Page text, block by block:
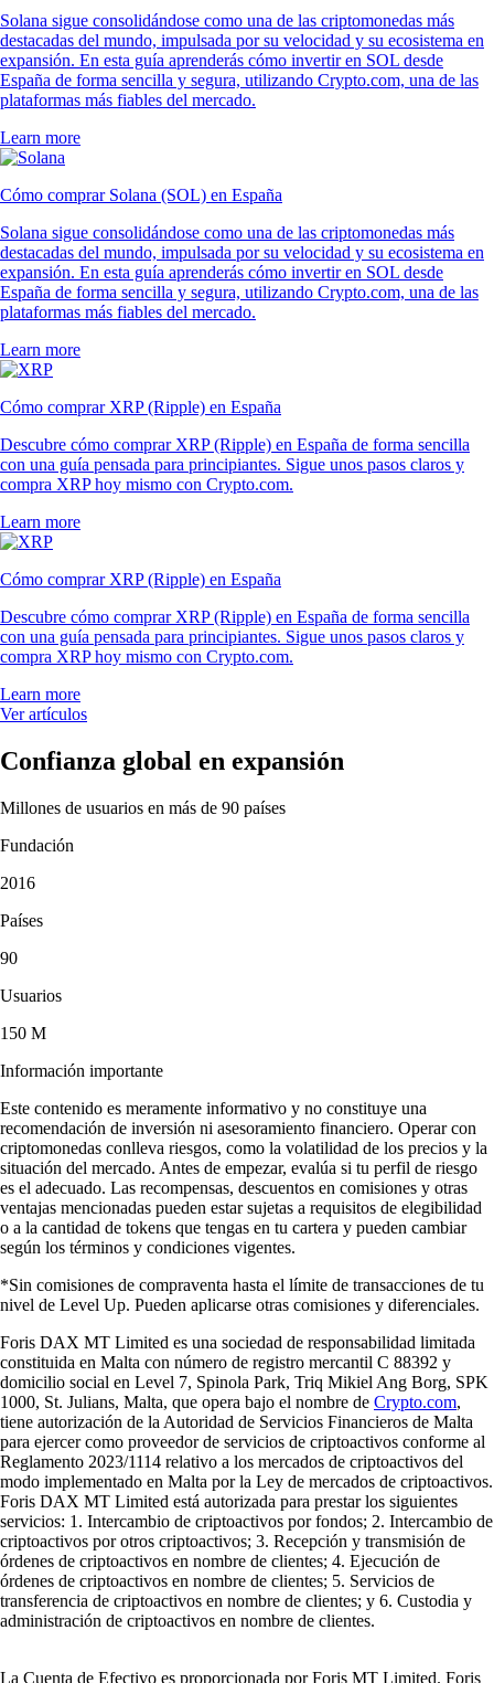
Solana sigue consolidándose como una de las criptomonedas más
destacadas del mundo, impulsada por su velocidad y su ecosistema en
expansión. En esta guía aprenderás cómo invertir en SOL desde
España de forma sencilla y segura, utilizando Crypto.com, una de las
plataformas más fiables del mercado.
Learn more
Cómo comprar Solana (SOL) en España
Solana sigue consolidándose como una de las criptomonedas más
destacadas del mundo, impulsada por su velocidad y su ecosistema en
expansión. En esta guía aprenderás cómo invertir en SOL desde
España de forma sencilla y segura, utilizando Crypto.com, una de las
plataformas más fiables del mercado.
Learn more
Cómo comprar XRP (Ripple) en España
Descubre cómo comprar XRP (Ripple) en España de forma sencilla
con una guía pensada para principiantes. Sigue unos pasos claros y
compra XRP hoy mismo con Crypto.com.
Learn more
Cómo comprar XRP (Ripple) en España
Descubre cómo comprar XRP (Ripple) en España de forma sencilla
con una guía pensada para principiantes. Sigue unos pasos claros y
compra XRP hoy mismo con Crypto.com.
Learn more
Ver artículos
Confianza global en expansión
Millones de usuarios en más de 90 países
Fundación
2016
Países
90
Usuarios
150 M
Información importante
Este contenido es meramente informativo y no constituye una
recomendación de inversión ni asesoramiento financiero. Operar con
criptomonedas conlleva riesgos, como la volatilidad de los precios y la
situación del mercado. Antes de empezar, evalúa si tu perfil de riesgo
es el adecuado. Las recompensas, descuentos en comisiones y otras
ventajas mencionadas pueden estar sujetas a requisitos de elegibilidad
o a la cantidad de tokens que tengas en tu cartera y pueden cambiar
según los términos y condiciones vigentes.
*Sin comisiones de compraventa hasta el límite de transacciones de tu
nivel de Level Up. Pueden aplicarse otras comisiones y diferenciales.
Foris DAX MT Limited es una sociedad de responsabilidad limitada
constituida en Malta con número de registro mercantil C 88392 y
domicilio social en Level 7, Spinola Park, Triq Mikiel Ang Borg, SPK
1000, St. Julians, Malta, que opera bajo el nombre de Crypto.com,
tiene autorización de la Autoridad de Servicios Financieros de Malta
para ejercer como proveedor de servicios de criptoactivos conforme al
Reglamento 2023/1114 relativo a los mercados de criptoactivos del
modo implementado en Malta por la Ley de mercados de criptoactivos.
Foris DAX MT Limited está autorizada para prestar los siguientes
servicios: 1. Intercambio de criptoactivos por fondos; 2. Intercambio de
criptoactivos por otros criptoactivos; 3. Recepción y transmisión de
órdenes de criptoactivos en nombre de clientes; 4. Ejecución de
órdenes de criptoactivos en nombre de clientes; 5. Servicios de
transferencia de criptoactivos en nombre de clientes; y 6. Custodia y
administración de criptoactivos en nombre de clientes.
La Cuenta de Efectivo es proporcionada por Foris MT Limited. Foris